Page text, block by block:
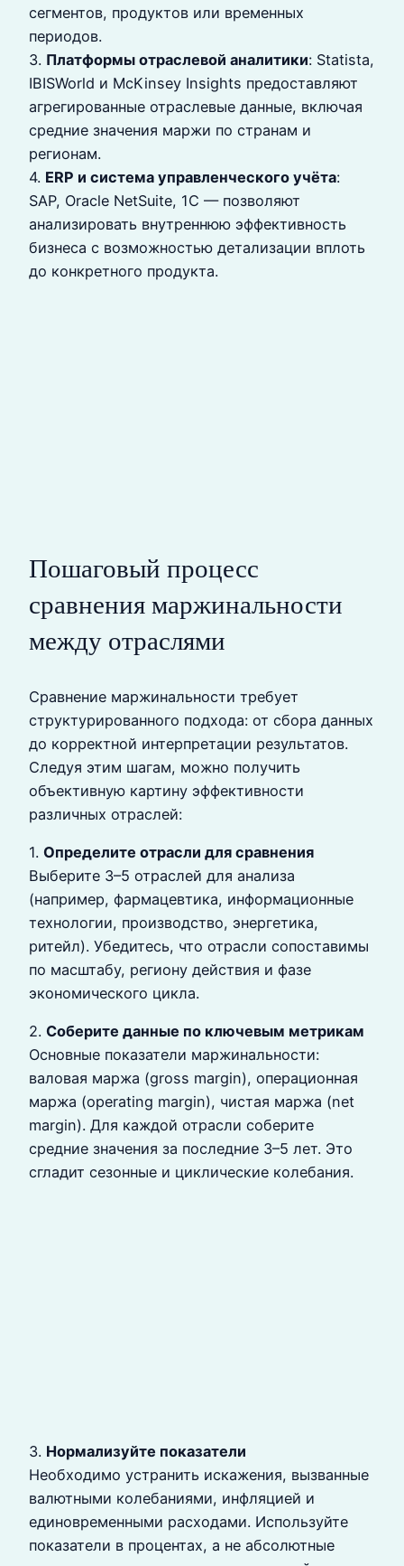
сегментов, продуктов или временных
периодов.
3. Платформы отраслевой аналитики: Statista,
IBISWorld и McKinsey Insights предоставляют
агрегированные отраслевые данные, включая
средние значения маржи по странам и
регионам.
4. ERP и система управленческого учёта:
SAP, Oracle NetSuite, 1С — позволяют
анализировать внутреннюю эффективность
бизнеса с возможностью детализации вплоть
до конкретного продукта.
Пошаговый процесс
сравнения маржинальности
между отраслями
Сравнение маржинальности требует
структурированного подхода: от сбора данных
до корректной интерпретации результатов.
Следуя этим шагам, можно получить
объективную картину эффективности
различных отраслей:
1. Определите отрасли для сравнения
Выберите 3–5 отраслей для анализа
(например, фармацевтика, информационные
технологии, производство, энергетика,
ритейл). Убедитесь, что отрасли сопоставимы
по масштабу, региону действия и фазе
экономического цикла.
2. Соберите данные по ключевым метрикам
Основные показатели маржинальности:
валовая маржа (gross margin), операционная
маржа (operating margin), чистая маржа (net
margin). Для каждой отрасли соберите
средние значения за последние 3–5 лет. Это
сгладит сезонные и циклические колебания.
3. Нормализуйте показатели
Необходимо устранить искажения, вызванные
валютными колебаниями, инфляцией и
единовременными расходами. Используйте
показатели в процентах, а не абсолютные